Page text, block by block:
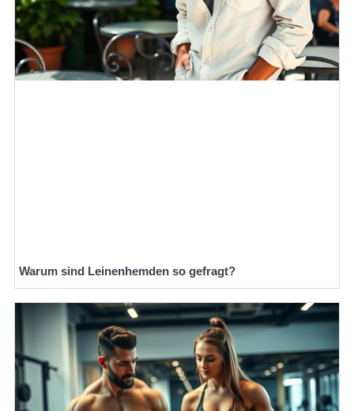
Warum sind Leinenhemden so gefragt?